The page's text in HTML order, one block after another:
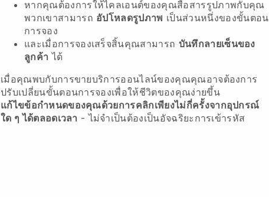
หากคุณต้องการให้ไคลเอนต์ของคุณสื่อสารรูปภาพกับคุณ
พวกเขาสามารถ อัปโหลดรูปภาพ เป็นส่วนหนึ่งของขั้นตอน
การจอง
และเมื่อการจองเสร็จสิ้นคุณสามารถ บันทึกลายเซ็นของ
ลูกค้า ได้
เมื่อคุณพบกับการขายบริการออนไลน์ของคุณคุณอาจต้องการ
ปรับเปลี่ยนขั้นตอนการจองเพื่อให้ชีวิตของคุณง่ายขึ้น
แก้ไขข้อกำหนดของคุณด้วยการคลิกเพียงไม่กี่ครั้งจากอุปกรณ์
ใด ๆ ได้ตลอดเวลา - ไม่จำเป็นต้องเป็นอัจฉริยะการเข้ารหัส